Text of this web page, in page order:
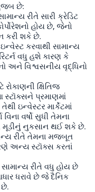
છે:
રીતે સારી ક્રેડિટ
હોય છે, જેનો
કરી શકે છે.
ઇન્વેસ્ટ કરવાથી સામાન્ય
વધુ હશે કારણ કે
અને વિશ્વસનીય વૃદ્ધિનો
રોકાણની ક્ષિતિજ
સ્ટૉક્સને પ્રમાણમાં
ઇન્વેસ્ટર માર્કેટમાં
વર્ષો સુધી તેમના
મૂડીનું નુકસાન થઈ શકે છે.
રીતે તેમના મજબૂત
અન્ય સ્ટૉક્સ કરતાં
સામાન્ય રીતે વધુ હોય છે
ધરાવે છે જે દૈનિક
છે.